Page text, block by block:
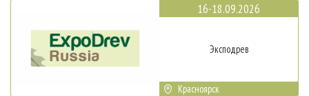
16-18.09.2026
Эксподрев
Красноярск